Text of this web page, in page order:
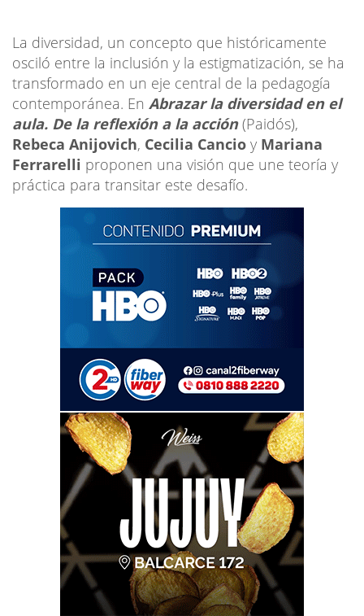
La diversidad, un concepto que históricamente
osciló entre la inclusión y la estigmatización, se ha
transformado en un eje central de la pedagogía
contemporánea. En Abrazar la diversidad en el
aula. De la reflexión a la acción (Paidós),
Rebeca Anijovich, Cecilia Cancio y Mariana
Ferrarelli proponen una visión que une teoría y
práctica para transitar este desafío.